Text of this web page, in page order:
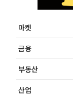
마켓
금융
부동산
산업